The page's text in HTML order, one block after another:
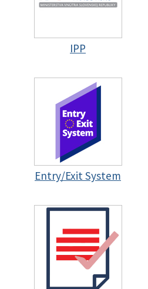
IPP
Entry/Exit System